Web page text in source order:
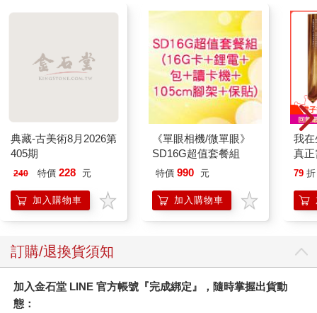
典藏-古美術8月2026第
405期
240 特價 228 元
加入購物車
《單眼相機/微單眼》
SD16G超值套餐組
特價 990 元
加入購物車
我
真
實
79 折
訂購/退換貨須知
加入金石堂 LINE 官方帳號『完成綁定』，隨時掌握出貨動
態：